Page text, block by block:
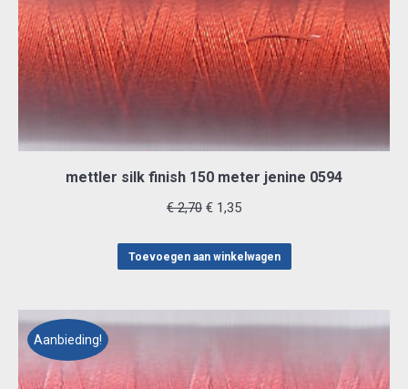
mettler silk finish 150 meter jenine 0594
€2,70 Oorspronkelijke
was:
€ 1,35Huidige
is:
Toevoegen aan winkelwagen
Aanbieding!